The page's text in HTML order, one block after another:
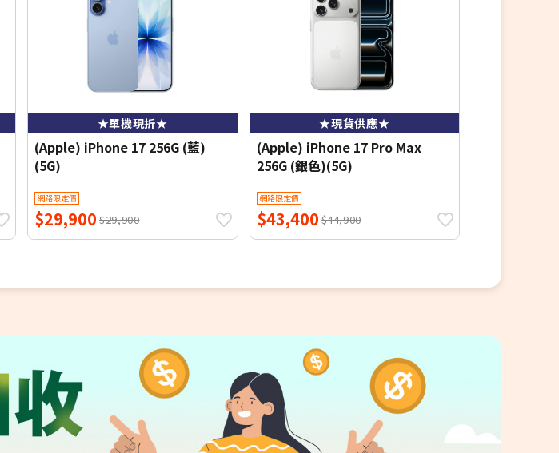
★單機現折★
(Apple) iPhone 17 256G (藍)
(5G)
網路限定價
$29,900 $29,900
★現貨供應★
(Apple) iPhone 17 Pro Max
256G (銀色)(5G)
網路限定價
$43,400$44,900